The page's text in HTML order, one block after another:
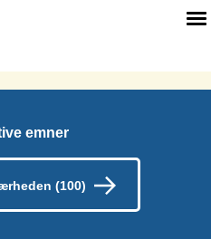
emner
(100)